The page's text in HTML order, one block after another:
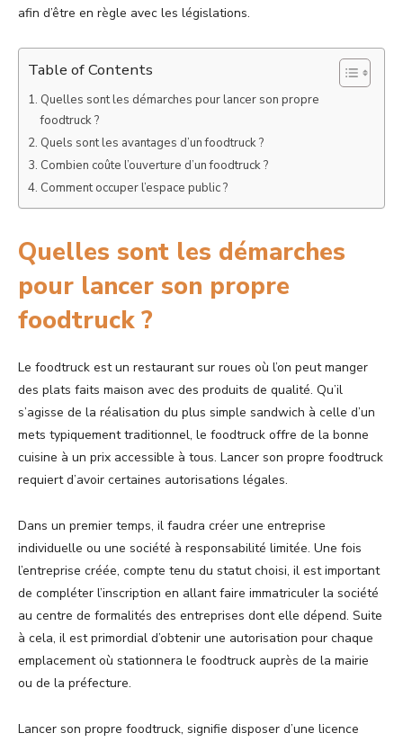
afin d’être en règle avec les législations.
Table of Contents
Quelles sont les démarches pour lancer son propre
foodtruck ?
Quels sont les avantages d’un foodtruck ?
Combien coûte l’ouverture d’un foodtruck ?
Comment occuper l’espace public ?
Quelles sont les démarches
pour lancer son propre
foodtruck ?
Le foodtruck est un restaurant sur roues où l’on peut manger
des plats faits maison avec des produits de qualité. Qu’il
s’agisse de la réalisation du plus simple sandwich à celle d’un
mets typiquement traditionnel, le foodtruck offre de la bonne
cuisine à un prix accessible à tous. Lancer son propre foodtruck
requiert d’avoir certaines autorisations légales.
Dans un premier temps, il faudra créer une entreprise
individuelle ou une société à responsabilité limitée. Une fois
l’entreprise créée, compte tenu du statut choisi, il est important
de compléter l’inscription en allant faire immatriculer la société
au centre de formalités des entreprises dont elle dépend. Suite
à cela, il est primordial d’obtenir une autorisation pour chaque
emplacement où stationnera le foodtruck auprès de la mairie
ou de la préfecture.
Lancer son propre foodtruck, signifie disposer d’une licence